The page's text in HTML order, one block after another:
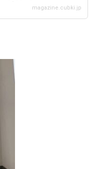
magazine.cubki.jp